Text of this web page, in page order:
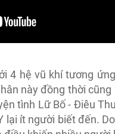
4 hệ vũ khí tương
này đồng thời
tình Lữ Bố - Điêu
lại ít người biết đến.